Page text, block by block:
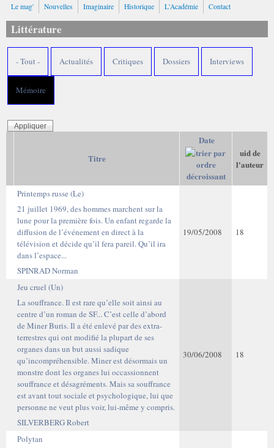
Le mag'
Nouvelles Imaginaire Historique L'Académie Contact
Littérature
- Tout - Actualités Critiques Dossiers Interviews
Mémoire
Titre
Date
uid de
l'auteur
Printemps russe (Le)
21 juillet 1969, des hommes marchent sur la
lune pour la première fois. Un enfant regarde la
diffusion de l’événement en direct à la
télévision et décide qu’il fera pareil. Qu’il ira
dans l’espace...
SPINRAD Norman
19/05/2008 18
Jeu cruel (Un)
La souffrance. Il est rare qu’elle soit ainsi au
centre d’un roman de SF... C’est celle d’abord
de Miner Buris. Il a été enlevé par des extra-
terrestres qui ont modifié la plupart de ses
organes dans un but aussi sadique
qu’incompréhensible. Miner est désormais un
monstre dont les organes lui occassionnent
souffrance et désagréments. Mais sa souffrance
est avant tout sociale et psychologique, lui que
personne ne veut plus voir, lui-même y compris.
SILVERBERG Robert
30/06/2008 18
Polytan